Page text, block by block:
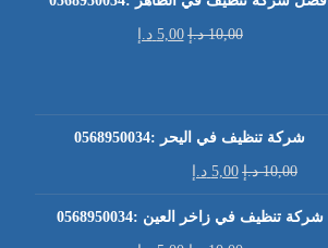
10,00 د.إ 5,00 د.إ
شركة تنظيف في اليحر :0568950034
10,00 د.إ 5,00 د.إ
شركة تنظيف في زاخر العين :0568950034